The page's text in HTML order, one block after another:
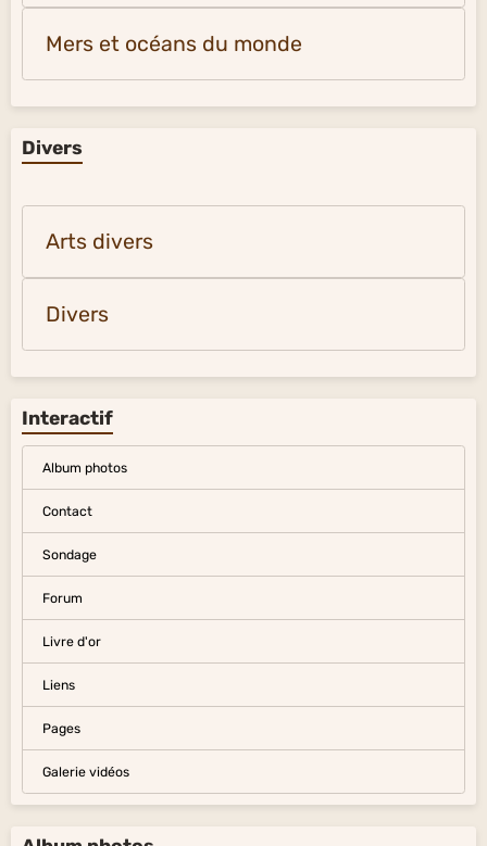
Divers
Divers
Interactif
Album photos
Contact
Sondage
Forum
Livre d'or
Liens